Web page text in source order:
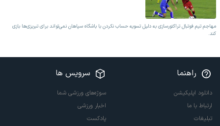
مهاجم تیم فوتبال تراکتورسازی به دلیل تسویه حساب نکردن با باشگاه سپاهان نمی‌تواند برای تبریز‌ی‌ها بازی
کند.
راهنما
دانلود اپلیکیشن
ارتباط با ما
تبلیغات
سرویس ها
سوژه‌های ورزشی شما
اخبار ورزشی
پادکست